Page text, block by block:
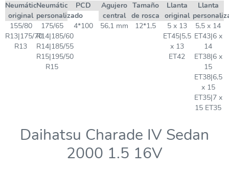
Neumático
original
Neumático
personalizado
PCD
Agujero
central
Tamaño
de rosca
Llanta
original
Llanta
155/80
R13|175/70
R13
175/65
R14|185/60
R14|185/55
R15|195/50
R15
4*100 56,1 mm 12*1,5
5 x 13
ET45|5,5
x 13
ET42
5,5 x 14
ET43|6 x
14
ET38|6 x
15
ET38|6,5
x 15
ET35|7 x
15 ET35
Daihatsu Charade IV Sedan
2000 1.5 16V